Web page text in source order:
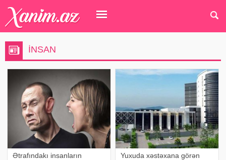
INSAN
Ətrafındakı insanların
Yuxuda xəstəxana görən